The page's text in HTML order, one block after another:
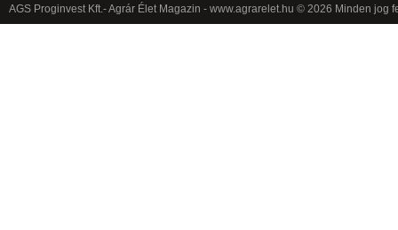
AGS Proginvest Kft.- Agrár Élet Magazin - www.agrarelet.hu © 2026 Minden jog